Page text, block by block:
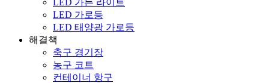
LED 가든 라이트
LED 가로등
LED 태양광 가로등
해결책
축구 경기장
농구 코트
컨테이너 항구